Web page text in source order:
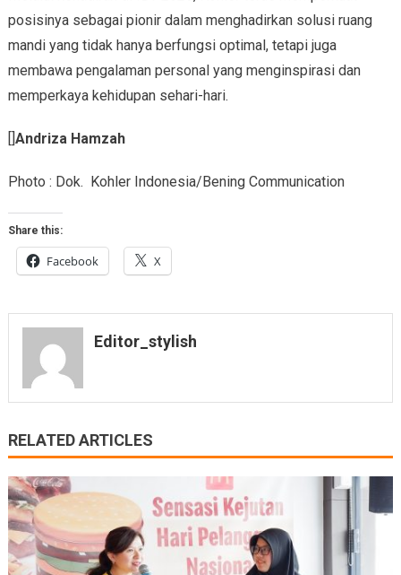
posisinya sebagai pionir dalam menghadirkan solusi ruang
mandi yang tidak hanya berfungsi optimal, tetapi juga
membawa pengalaman personal yang menginspirasi dan
memperkaya kehidupan sehari-hari.
[]Andriza Hamzah
Photo : Dok. Kohler Indonesia/Bening Communication
Share this:
Facebook X
Editor_stylish
RELATED ARTICLES